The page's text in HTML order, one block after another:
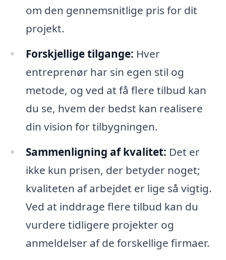
om den gennemsnitlige pris for dit
projekt.
Forskjellige tilgange: Hver
entreprenør har sin egen stil og
metode, og ved at få flere tilbud kan
du se, hvem der bedst kan realisere
din vision for tilbygningen.
Sammenligning af kvalitet: Det er
ikke kun prisen, der betyder noget;
kvaliteten af arbejdet er lige så vigtig.
Ved at inddrage flere tilbud kan du
vurdere tidligere projekter og
anmeldelser af de forskellige firmaer.